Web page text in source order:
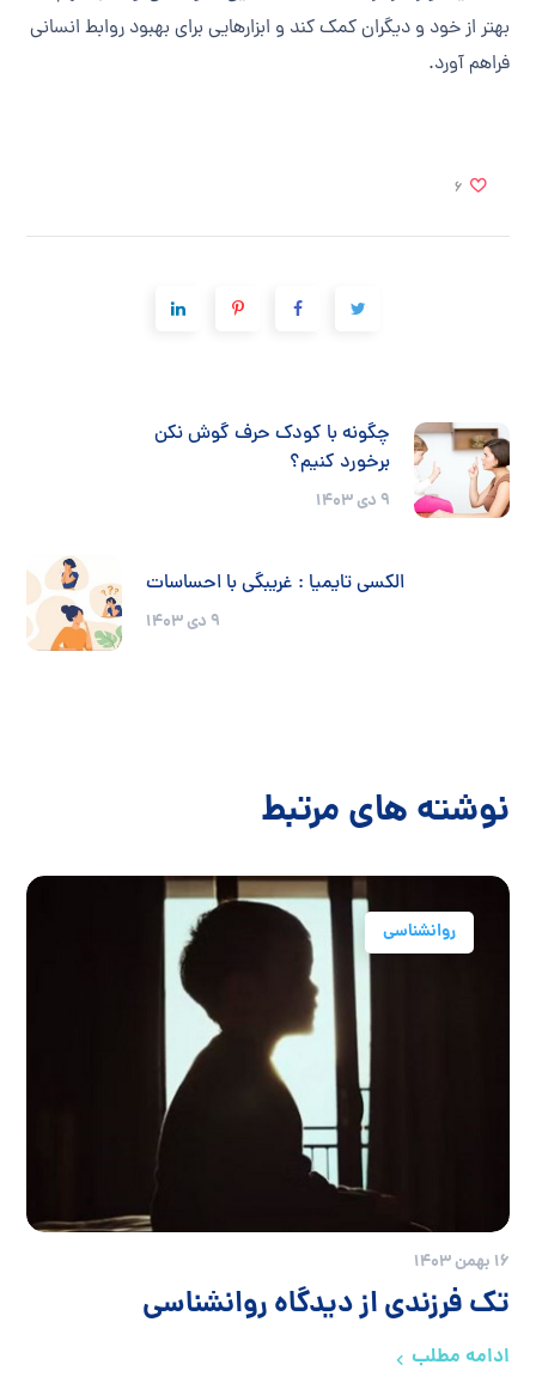
بهتر از خود و دیگران کمک کند و ابزارهایی برای بهبود روابط انسانی
فراهم آورد.
6
چگونه با کودک حرف گوش نکن
برخورد کنیم؟
9 دی 1403
الکسی تایمیا : غریبگی با احساسات
9 دی 1403
نوشته های مرتبط
روانشناسی
16 بهمن 1403
تک فرزندی از دیدگاه روانشناسی
ادامه مطلب